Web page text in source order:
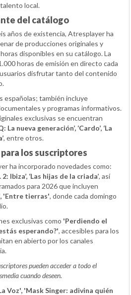
local.
del catálogo
años de existencia, Atresplayer ha
de producciones originales y
disponibles en su catálogo. La
horas de emisión en directo cada
disfrutar tanto del contenido
españolas; también incluye
y programas informativos.
exclusivas se encuentran
La nueva generación’, ‘Cardo’, ‘La
, entre otros.
los suscriptores
ha incorporado novedades como:
Ibiza’, ‘Las hijas de la criada’, así
para 2026 que incluyen
'Entre tierras', donde cada domingo
exclusivas como 'Perdiendo el
esperando?', accesibles para los
en abierto por los canales
pueden acceder a todo el
cuando deseen.
Voz', 'Mask Singer: adivina quién